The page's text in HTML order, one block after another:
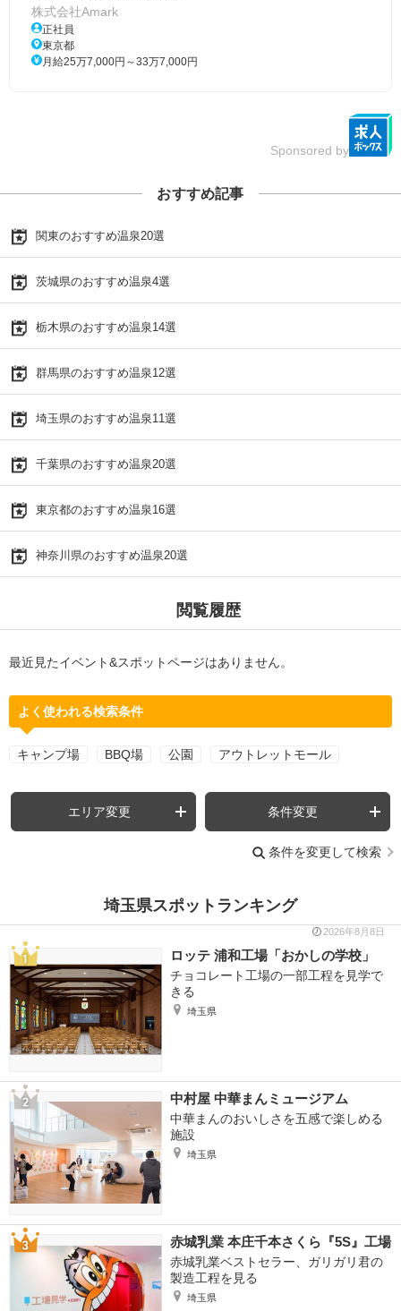
株式会社Amark
正社員
東京都
月給25万7,000円～33万7,000円
Sponsored by
おすすめ記事
関東のおすすめ温泉20選
茨城県のおすすめ温泉4選
栃木県のおすすめ温泉14選
群馬県のおすすめ温泉12選
埼玉県のおすすめ温泉11選
千葉県のおすすめ温泉20選
東京都のおすすめ温泉16選
神奈川県のおすすめ温泉20選
閲覧履歴
最近見たイベント&スポットページはありません。
よく使われる検索条件
キャンプ場 BBQ場 公園 アウトレットモール
エリア変更 条件変更
条件を変更して検索
埼玉県スポットランキング
2026年8月8日
ロッテ 浦和工場「おかしの学校」
チョコレート工場の一部工程を見学で
きる
埼玉県
中村屋 中華まんミュージアム
中華まんのおいしさを五感で楽しめる
施設
埼玉県
赤城乳業 本庄千本さくら『5S』工場
赤城乳業ベストセラー、ガリガリ君の
製造工程を見る
埼玉県